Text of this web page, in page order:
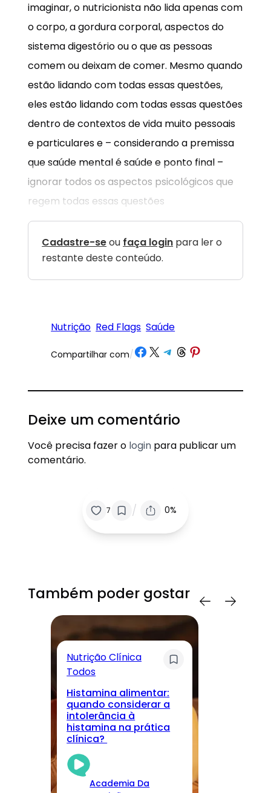
imaginar, o nutricionista não lida apenas com
o corpo, a gordura corporal, aspectos do
sistema digestório ou o que as pessoas
comem ou deixam de comer. Mesmo quando
estão lidando com todas essas questões,
eles estão lidando com todas essas questões
dentro de contextos de vida muito pessoais
e particulares e – considerando a premissa
que saúde mental é saúde e ponto final –
ignorar todos os aspectos psicológicos que
regem todas essas questões
Cadastre-seou faça login para ler o
restante deste conteúdo.
Nutrição Red Flags Saúde
Compartilhar com/ Share on Facebook
Share on X Share on Telegram
Share on Threads
Share on Pinterest
Deixe um comentário
Você precisa fazer o login para publicar um
comentário.
7 / 0%
Também poder gostar
Nutrição Clínica
Todos
Histamina alimentar:
quando considerar a
intolerância à
histamina na prática
clínica?
Academia Da